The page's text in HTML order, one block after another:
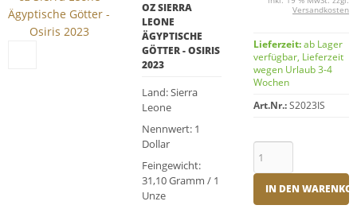
OZ SIERRA
LEONE
ÄGYPTISCHE
GÖTTER - OSIRIS
2023
Land: Sierra
Leone
Nennwert: 1
Dollar
Feingewicht:
31,10 Gramm / 1
Unze
Versandkosten
Lieferzeit:ab Lager
verfügbar, Lieferzeit
wegen Urlaub 3-4
Wochen
Art.Nr.:S2023IS
IN DEN